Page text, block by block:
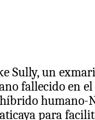
Sully, un
fallecido en
humano-
para